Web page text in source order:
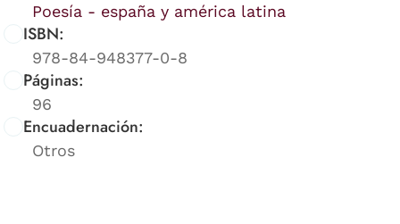
Poesía - españa y américa latina
ISBN:
978-84-948377-0-8
Páginas:
96
Encuadernación:
Otros